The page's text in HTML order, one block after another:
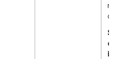
da
Se
do